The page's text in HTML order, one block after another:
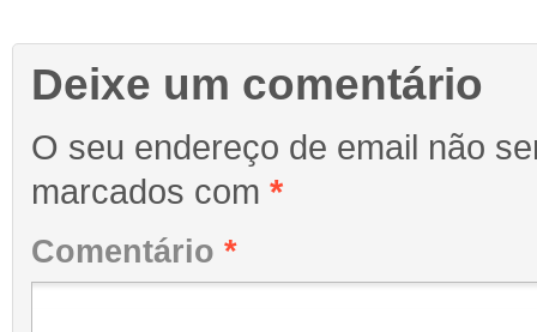
Deixe um comentário
O seu endereço de email não
marcados com *
Comentário *